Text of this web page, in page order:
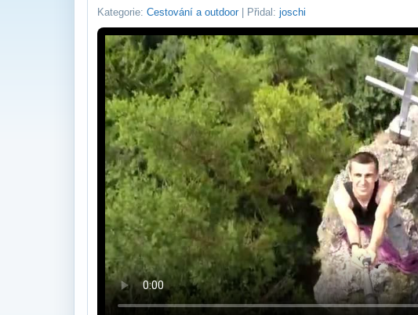
Kategorie: Cestování a outdoor | Přidal: joschi